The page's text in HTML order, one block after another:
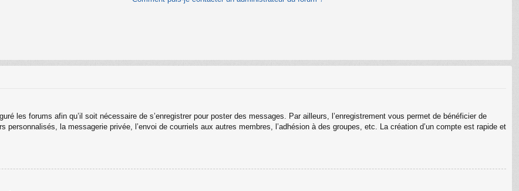
les forums afin qu’il soit nécessaire de s’enregistrer pour poster des messages. Par ailleurs, l’enregistrement vous permet de bénéficier de
la messagerie privée, l’envoi de courriels aux autres membres, l’adhésion à des groupes, etc. La création d’un compte est rapide et